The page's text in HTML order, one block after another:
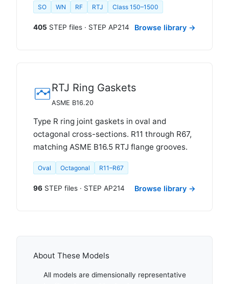
SO WN RF RTJ Class 150–1500
405 STEP files · STEP AP214 Browse library →
RTJ Ring Gaskets
ASME B16.20
Type R ring joint gaskets in oval and
octagonal cross-sections. R11 through R67,
matching ASME B16.5 RTJ flange grooves.
Oval Octagonal R11–R67
96 STEP files · STEP AP214 Browse library →
About These Models
All models are dimensionally representative